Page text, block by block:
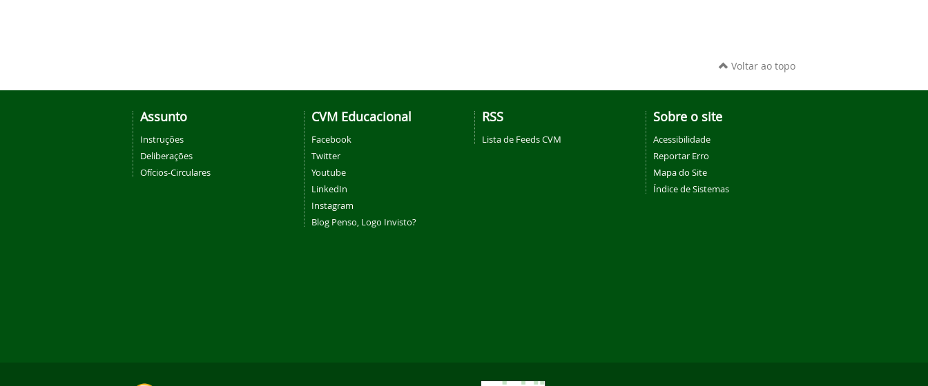
Voltar ao topo
Assunto
Instruções
Deliberações
Ofícios-Circulares
CVM Educacional
Facebook
Twitter
Youtube
LinkedIn
Instagram
Blog Penso, Logo Invisto?
RSS
Lista de Feeds CVM
Sobre o site
Acessibilidade
Reportar Erro
Mapa do Site
Índice de Sistemas